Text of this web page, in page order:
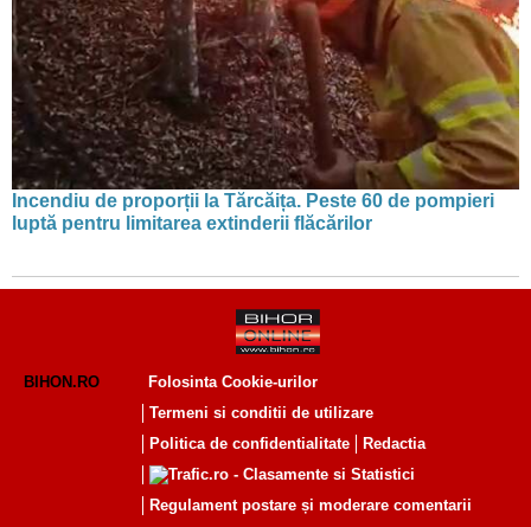
Incendiu de proporții la Tărcăița. Peste 60 de pompieri
luptă pentru limitarea extinderii flăcărilor
BIHON.RO
Folosinta Cookie-urilor
Termeni si conditii de utilizare
Politica de confidentialitate
Redactia
Regulament postare și moderare comentarii